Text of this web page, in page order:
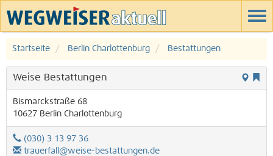
Startseite Berlin Charlottenburg Bestattungen
Weise Bestattungen
Bismarckstraße 68
10627 Berlin Charlottenburg
(030) 3 13 97 36
trauerfall@weise-bestattungen.de